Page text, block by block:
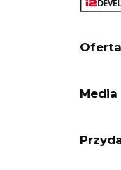
Oferta
Media